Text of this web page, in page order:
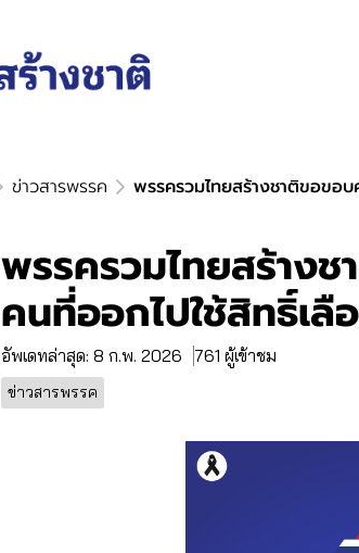
ข่าวสารพรรค พรรครวมไทยสร้างชาติขอขอ
พรรครวมไทยสร้าง
คนที่ออกไปใช้สิทธิ์เลื
อัพเดทล่าสุด: 8 ก.พ. 2026 761 ผู้เข้าชม
ข่าวสารพรรค